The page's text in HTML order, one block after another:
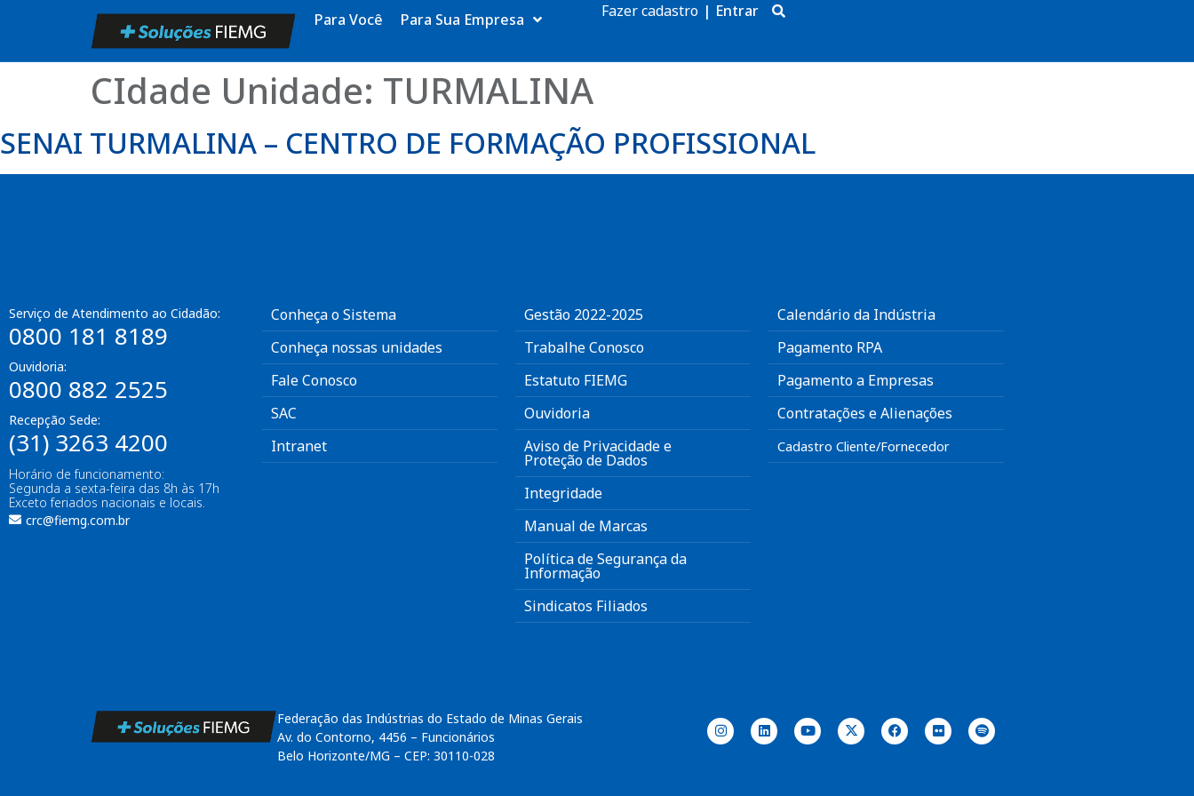
Para Você Para Sua Empresa Fazer cadastro | Entrar
CIdade Unidade: TURMALINA
SENAI TURMALINA – CENTRO DE FORMAÇÃO PROFISSIONAL
Serviço de Atendimento ao Cidadão:
0800 181 8189
Ouvidoria:
0800 882 2525
Recepção Sede:
(31) 3263 4200
Horário de funcionamento:
Segunda a sexta-feira das 8h às 17h
Exceto feriados nacionais e locais.
crc@fiemg.com.br
Conheça o Sistema
Conheça nossas unidades
Fale Conosco
SAC
Intranet
Gestão 2022-2025
Trabalhe Conosco
Estatuto FIEMG
Ouvidoria
Aviso de Privacidade e
Proteção de Dados
Integridade
Manual de Marcas
Política de Segurança da
Informação
Sindicatos Filiados
Calendário da Indústria
Pagamento RPA
Pagamento a Empresas
Contratações e Alienações
Cadastro Cliente/Fornecedor
Federação das Indústrias do Estado de Minas Gerais
Av. do Contorno, 4456 – Funcionários
Belo Horizonte/MG – CEP: 30110-028